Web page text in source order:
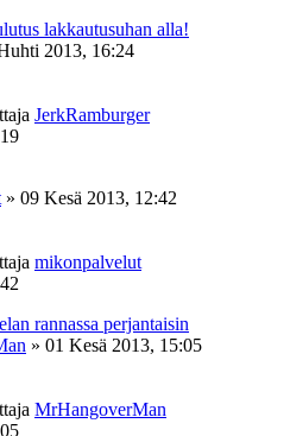
lakkautusuhan alla!
2013, 16:24
JerkRamburger
» 09 Kesä 2013, 12:42
mikonpalvelut
rannassa perjantaisin
» 01 Kesä 2013, 15:05
MrHangoverMan